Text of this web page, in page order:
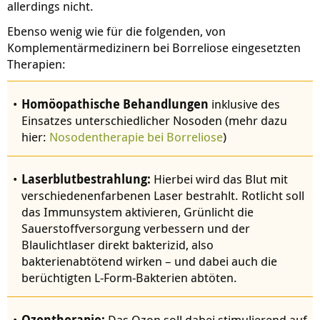
allerdings nicht.
Ebenso wenig wie für die folgenden, von
Komplementärmedizinern bei Borreliose eingesetzten
Therapien:
Homöopathische Behandlungen inklusive des
Einsatzes unterschiedlicher Nosoden (mehr dazu
hier: Nosodentherapie bei Borreliose)
Laserblutbestrahlung: Hierbei wird das Blut mit
verschiedenenfarbenen Laser bestrahlt. Rotlicht soll
das Immunsystem aktivieren, Grünlicht die
Sauerstoffversorgung verbessern und der
Blaulichtlaser direkt bakterizid, also
bakterienabtötend wirken – und dabei auch die
berüchtigten L-Form-Bakterien abtöten.